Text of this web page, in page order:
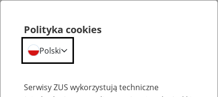
Polityka cookies
Polski
Serwisy ZUS wykorzystują techniczne